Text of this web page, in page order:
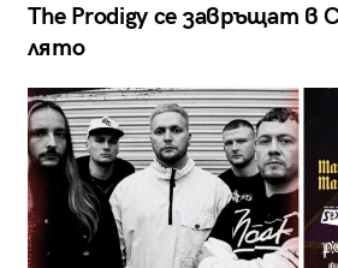
The Prodigy се завръщат в
лято